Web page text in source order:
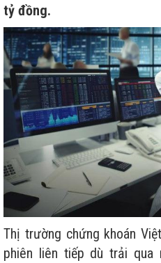
tỷ đồng.
Thị trường chứng khoán
phiên liên tiếp dù trải qua